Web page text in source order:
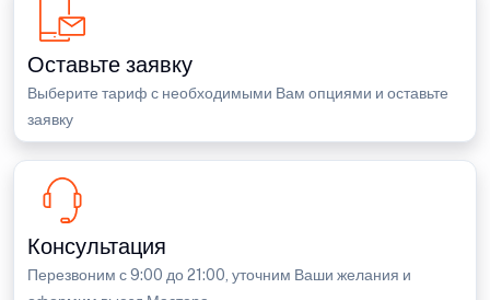
Оставьте заявку
Выберите тариф с необходимыми Вам опциями и оставьте
заявку
Консультация
Перезвоним с 9:00 до 21:00, уточним Ваши желания и